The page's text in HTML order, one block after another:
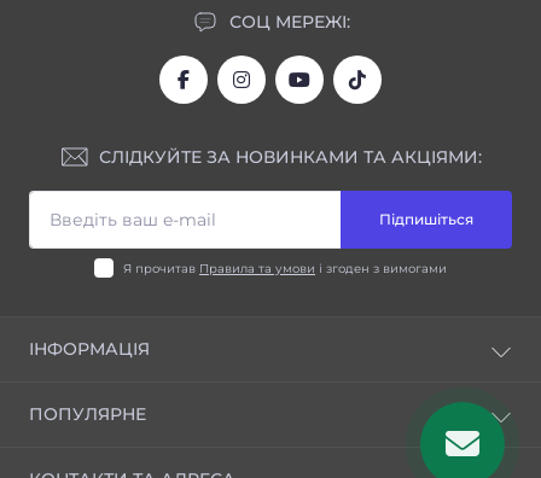
СОЦ МЕРЕЖІ:
СЛІДКУЙТЕ ЗА НОВИНКАМИ ТА АКЦІЯМИ:
Підпишіться
Я прочитав Правила та умови і згоден з вимогами
ІНФОРМАЦІЯ
Відгуки
ПОПУЛЯРНЕ